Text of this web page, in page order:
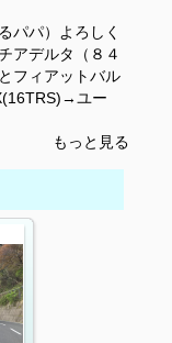
パパ）よろしく
アデルタ（８４
フィアットバル
ユー
もっと見る